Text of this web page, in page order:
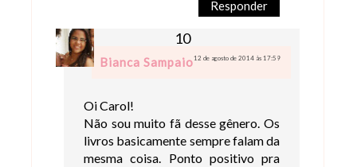
Responder
Bianca Sampaio12 de agosto de 2014 às 17:59
Oi Carol!
Não sou muito fã desse gênero. Os
livros basicamente sempre falam da
mesma coisa. Ponto positivo pra